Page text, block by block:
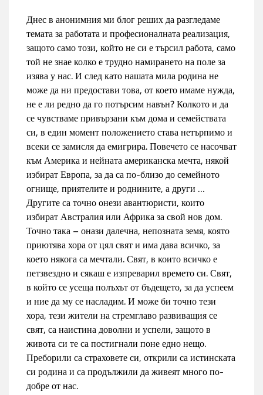
Днес в анонимния ми блог реших да разгледаме
темата за работата и професионалната реализация,
защото само този, който не си е търсил работа, само
той не знае колко е трудно намирането на поле за
изява у нас. И след като нашата мила родина не
може да ни предостави това, от което имаме нужда,
не е ли редно да го потърсим навън? Колкото и да
се чувстваме привързани към дома и семействата
си, в един момент положението става нетърпимо и
всеки се замисля да емигрира. Повечето се насочват
към Америка и нейната американска мечта, някой
избират Европа, за да са по-близо до семейното
огнище, приятелите и роднините, а други …
Другите са точно онези авантюристи, които
избират Австралия или Африка за свой нов дом.
Точно така – онази далечна, непозната земя, която
приютява хора от цял свят и има дава всичко, за
което някога са мечтали. Свят, в които всичко е
петзвездно и сякаш е изпреварил времето си. Свят,
в който се усеща полъхът от бъдещето, за да успеем
и ние да му се насладим. И може би точно тези
хора, тези жители на стремглаво развиващия се
свят, са наистина доволни и успели, защото в
живота си те са постигнали поне едно нещо.
Преборили са страховете си, открили са истинската
си родина и са продължили да живеят много по-
добре от нас.